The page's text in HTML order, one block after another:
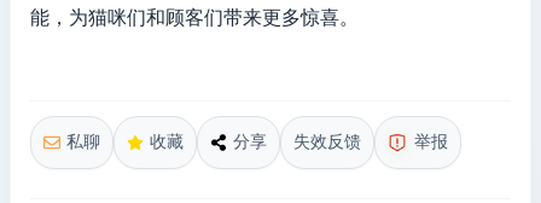
能，为猫咪们和顾客们带来更多惊喜。
私聊 收藏 分享 失效反馈 举报